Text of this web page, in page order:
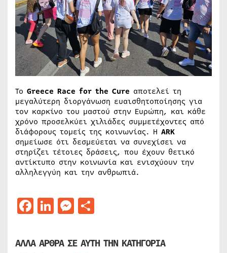
Το Greece Race for the Cure αποτελεί τη
μεγαλύτερη διοργάνωση ευαισθητοποίησης για
τον καρκίνο του μαστού στην Ευρώπη, και κάθε
χρόνο προσελκύει χιλιάδες συμμετέχοντες από
διάφορους τομείς της κοινωνίας. Η ARK
σημείωσε ότι δεσμεύεται να συνεχίσει να
στηρίζει τέτοιες δράσεις, που έχουν θετικό
αντίκτυπο στην κοινωνία και ενισχύουν την
αλληλεγγύη και την ανθρωπιά.
Facebook
LinkedIn
Messenger
ΑΛΛΑ ΑΡΘΡΑ ΣΕ ΑΥΤΗ ΤΗΝ ΚΑΤΗΓΟΡΙΑ